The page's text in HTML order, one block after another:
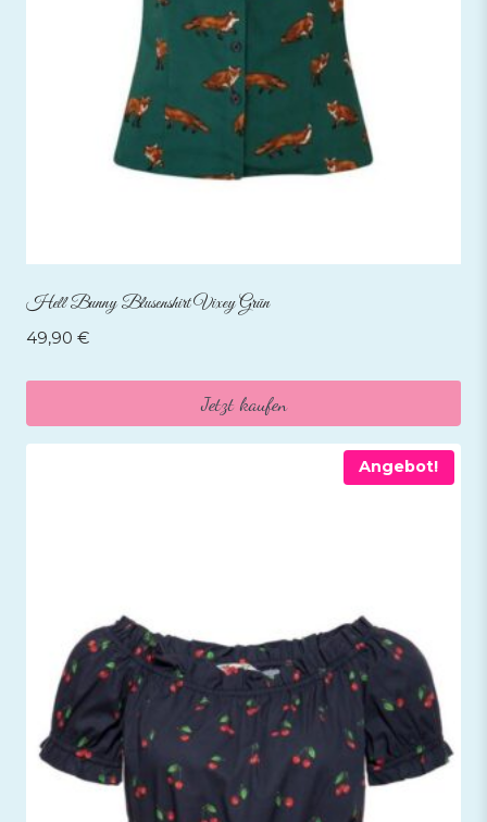
Hell Bunny Blusenshirt Vixey Grün
49,90 €
Jetzt kaufen
Angebot!